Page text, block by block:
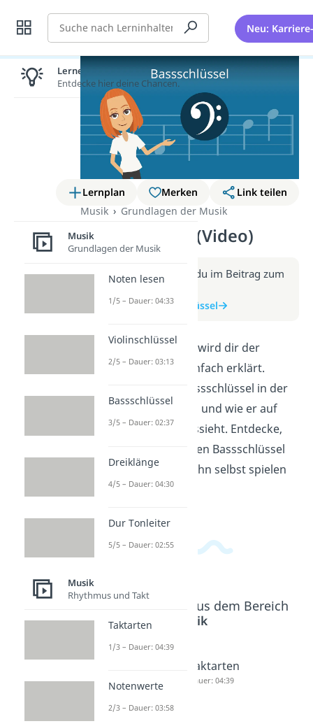
Suche Neu:
Lernplan Merken
Link teilen
Musik
Grundlagen der Musik
Bassschlüssel (Video)
Weitere Infos erhältst du im Beitrag zum
zum Beitrag: Bassschlüssel
In diesem Erklärvideo wird dir der
Bassschlüssel ganz einfach erklärt.
Erfahre, wofür der Bassschlüssel in der
Musik verwendet wird und wie er auf
dem Notensystem aussieht. Entdecke,
welche Instrumente den Bassschlüssel
benutzen und wie du ihn selbst spielen
kannst.
Beliebte Inhalte aus dem Bereich
Musik
e
Tonleiter
Taktarten
Dauer: 04:39
Lernen lohnt sich!
Entdecke hier deine Chancen.
Musik
Grundlagen der Musik
Noten lesen
1/5 – Dauer: 04:33
Violinschlüssel
2/5 – Dauer: 03:13
Bassschlüssel
3/5 – Dauer: 02:37
Dreiklänge
4/5 – Dauer: 04:30
Dur Tonleiter
5/5 – Dauer: 02:55
Musik
Rhythmus und Takt
Taktarten
1/3 – Dauer: 04:39
Notenwerte
2/3 – Dauer: 03:58